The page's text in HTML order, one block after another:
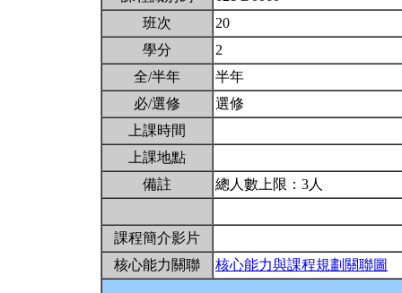
班次
20
學分
2
全/半年
半年
必/選修
選修
上課時間
上課地點
備註
總人數上限：3人
課程簡介影片
核心能力關聯
核心能力與課程規劃關聯圖